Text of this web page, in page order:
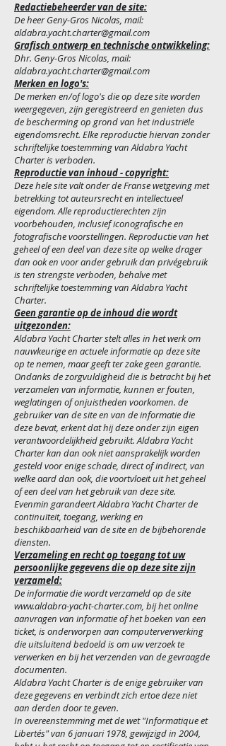
Redactiebeheerder van de site:
De heer Geny-Gros Nicolas, mail:
aldabra.yacht.charter@gmail.com
Grafisch ontwerp en technische ontwikkeling:
Dhr. Geny-Gros Nicolas, mail:
aldabra.yacht.charter@gmail.com
Merken en logo's:
De merken en/of logo's die op deze site worden
weergegeven, zijn geregistreerd en genieten dus
de bescherming op grond van het industriële
eigendomsrecht. Elke reproductie hiervan zonder
schriftelijke toestemming van Aldabra Yacht
Charter is verboden.
Reproductie van inhoud - copyright:
Deze hele site valt onder de Franse wetgeving met
betrekking tot auteursrecht en intellectueel
eigendom. Alle reproductierechten zijn
voorbehouden, inclusief iconografische en
fotografische voorstellingen. Reproductie van het
geheel of een deel van deze site op welke drager
dan ook en voor ander gebruik dan privégebruik
is ten strengste verboden, behalve met
schriftelijke toestemming van Aldabra Yacht
Charter.
Geen garantie op de inhoud die wordt
uitgezonden:
Aldabra Yacht Charter stelt alles in het werk om
nauwkeurige en actuele informatie op deze site
op te nemen, maar geeft ter zake geen garantie.
Ondanks de zorgvuldigheid die is betracht bij het
verzamelen van informatie, kunnen er fouten,
weglatingen of onjuistheden voorkomen. de
gebruiker van de site en van de informatie die
deze bevat, erkent dat hij deze onder zijn eigen
verantwoordelijkheid gebruikt. Aldabra Yacht
Charter kan dan ook niet aansprakelijk worden
gesteld voor enige schade, direct of indirect, van
welke aard dan ook, die voortvloeit uit het geheel
of een deel van het gebruik van deze site.
Evenmin garandeert Aldabra Yacht Charter de
continuïteit, toegang, werking en
beschikbaarheid van de site en de bijbehorende
diensten.
Verzameling en recht op toegang tot uw
persoonlijke gegevens die op deze site zijn
verzameld:
De informatie die wordt verzameld op de site
www.aldabra-yacht-charter.com, bij het online
aanvragen van informatie of het boeken van een
ticket, is onderworpen aan computerverwerking
die uitsluitend bedoeld is om uw verzoek te
verwerken en bij het verzenden van de gevraagde
documenten.
Aldabra Yacht Charter is de enige gebruiker van
deze gegevens en verbindt zich ertoe deze niet
aan derden door te geven.
In overeenstemming met de wet "Informatique et
Libertés" van 6 januari 1978, gewijzigd in 2004,